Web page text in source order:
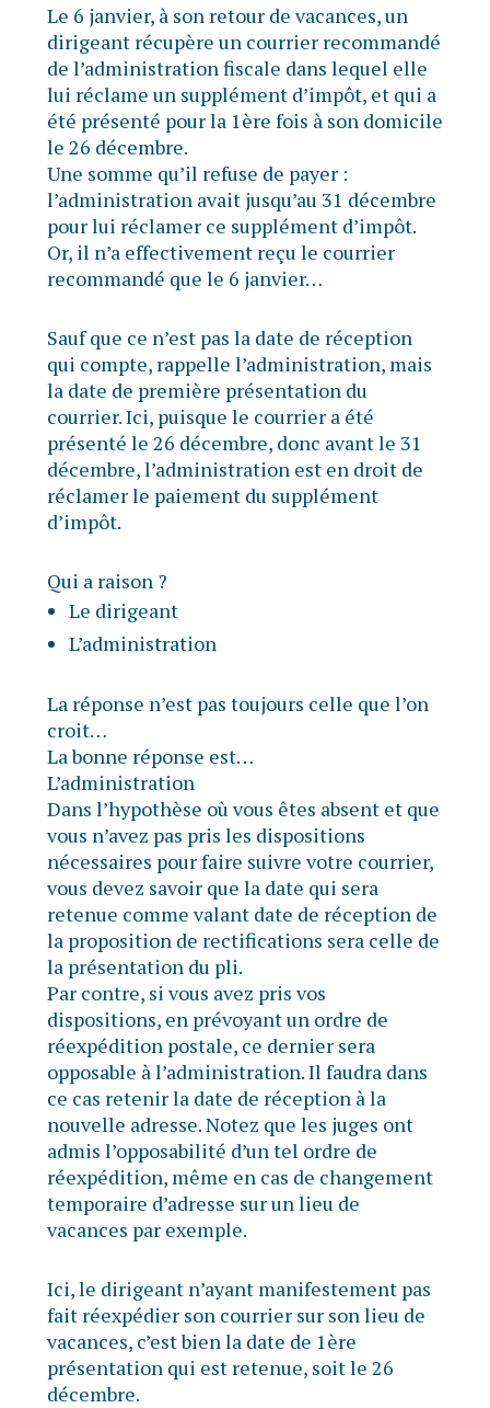
Le 6 janvier, à son retour de vacances, un
dirigeant récupère un courrier recommandé
de l’administration fiscale dans lequel elle
lui réclame un supplément d’impôt, et qui a
été présenté pour la 1ère fois à son domicile
le 26 décembre.
Une somme qu’il refuse de payer :
l’administration avait jusqu’au 31 décembre
pour lui réclamer ce supplément d’impôt.
Or, il n’a effectivement reçu le courrier
recommandé que le 6 janvier…
Sauf que ce n’est pas la date de réception
qui compte, rappelle l’administration, mais
la date de première présentation du
courrier. Ici, puisque le courrier a été
présenté le 26 décembre, donc avant le 31
décembre, l’administration est en droit de
réclamer le paiement du supplément
d’impôt.
Qui a raison ?
Le dirigeant
L’administration
La réponse n’est pas toujours celle que l’on
croit…
La bonne réponse est…
L’administration
Dans l’hypothèse où vous êtes absent et que
vous n’avez pas pris les dispositions
nécessaires pour faire suivre votre courrier,
vous devez savoir que la date qui sera
retenue comme valant date de réception de
la proposition de rectifications sera celle de
la présentation du pli.
Par contre, si vous avez pris vos
dispositions, en prévoyant un ordre de
réexpédition postale, ce dernier sera
opposable à l’administration. Il faudra dans
ce cas retenir la date de réception à la
nouvelle adresse. Notez que les juges ont
admis l’opposabilité d’un tel ordre de
réexpédition, même en cas de changement
temporaire d’adresse sur un lieu de
vacances par exemple.
Ici, le dirigeant n’ayant manifestement pas
fait réexpédier son courrier sur son lieu de
vacances, c’est bien la date de 1ère
présentation qui est retenue, soit le 26
décembre.